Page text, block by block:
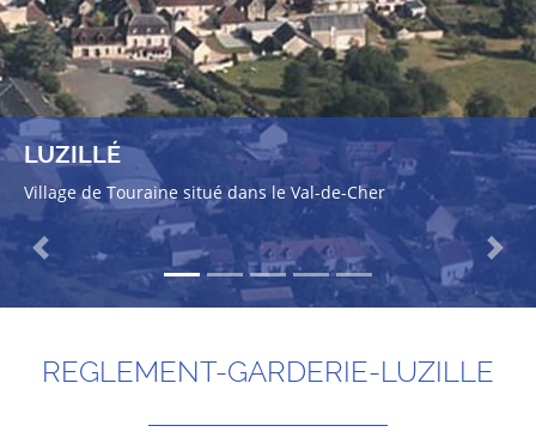
LUZILLÉ
Village de Touraine situé dans le Val-de-Cher
Previous Next
REGLEMENT-GARDERIE-LUZILLE